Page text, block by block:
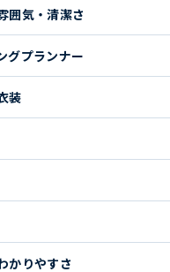
囲気・清潔さ
グプランナー
装
かりやすさ